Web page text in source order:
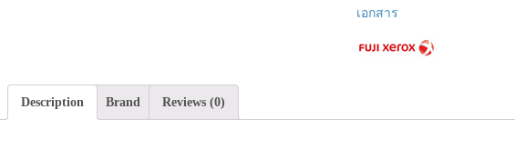
สั่ง
เอกสาร
Description Brand Reviews (0)